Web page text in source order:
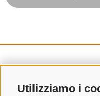
Utilizziamo i